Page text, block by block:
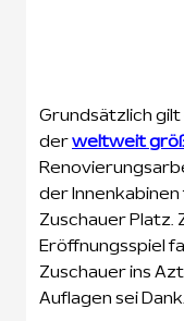
Grundsätzlich
derweltweit
der
Zuschauer Platz.
Eröffnungsspiel
Zuschauer ins
Auflagen sei Dank.